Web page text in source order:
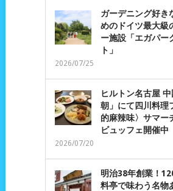
ガーデニング好き
めのドイツ最大級
ー施設「エガパー
ト」
2026/07/25
ヒルトン名古屋
朝」にて四川料理
的麻辣味〉サマー
ビュッフェ開催中
2026/07/20
明治38年創業！
料亭で味わう名物